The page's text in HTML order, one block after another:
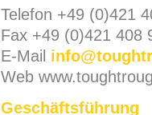
Telefon +49 (0)421
Fax +49 (0)421 408
E-Mail info@
Web
Geschäftsführung